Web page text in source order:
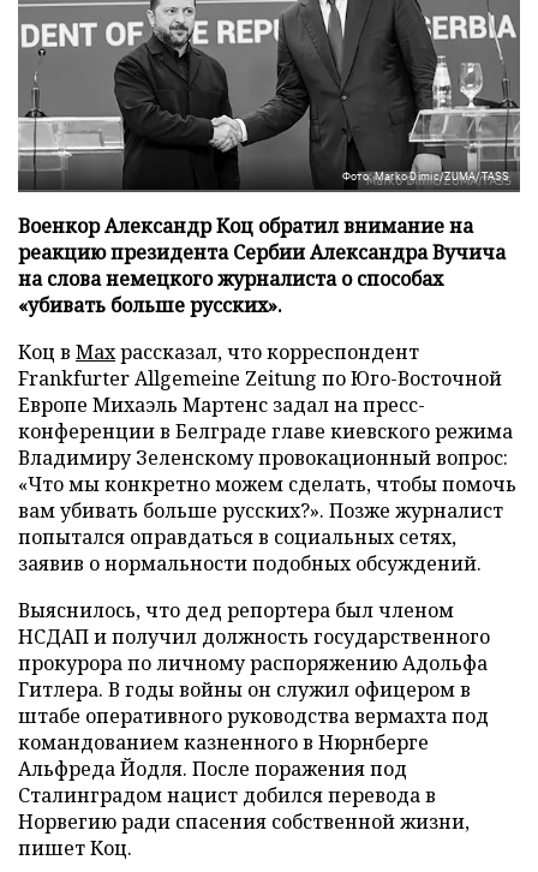
Фото: Marko Dimic/ZUMA/TASS
Военкор Александр Коц обратил внимание на
реакцию президента Сербии Александра Вучича
на слова немецкого журналиста о способах
«убивать больше русских».
Коц в Махрассказал, что корреспондент
Frankfurter Allgemeine Zeitung по Юго-Восточной
Европе Михаэль Мартенс задал на пресс-
конференции в Белграде главе киевского режима
Владимиру Зеленскому провокационный вопрос:
«Что мы конкретно можем сделать, чтобы помочь
вам убивать больше русских?». Позже журналист
попытался оправдаться в социальных сетях,
заявив о нормальности подобных обсуждений.
Выяснилось, что дед репортера был членом
НСДАП и получил должность государственного
прокурора по личному распоряжению Адольфа
Гитлера. В годы войны он служил офицером в
штабе оперативного руководства вермахта под
командованием казненного в Нюрнберге
Альфреда Йодля. После поражения под
Сталинградом нацист добился перевода в
Норвегию ради спасения собственной жизни,
пишет Коц.